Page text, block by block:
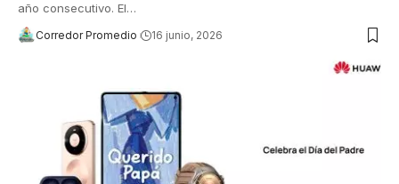
año consecutivo. El…
Corredor Promedio 16 junio, 2026